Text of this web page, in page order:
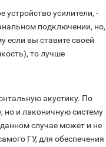
устройство усилители, -
подключении, но,
если вы ставите своей
то лучше
акустику. По
но и лаконичную систему
случае может и не
ГУ, для обеспечения